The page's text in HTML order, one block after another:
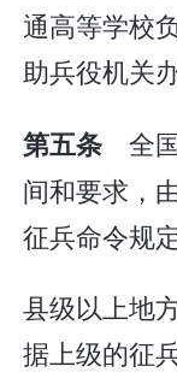
通高等学校
助兵役机关
第五条 全
间和要求，
征兵命令规定
县级以上地
据上级的征